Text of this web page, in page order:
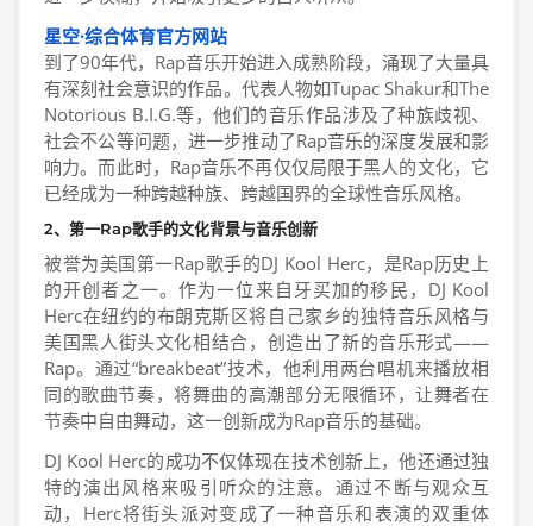
星空·综合体育官方网站
到了90年代，Rap音乐开始进入成熟阶段，涌现了大量具
有深刻社会意识的作品。代表人物如Tupac Shakur和The
Notorious B.I.G.等，他们的音乐作品涉及了种族歧视、
社会不公等问题，进一步推动了Rap音乐的深度发展和影
响力。而此时，Rap音乐不再仅仅局限于黑人的文化，它
已经成为一种跨越种族、跨越国界的全球性音乐风格。
2、第一Rap歌手的文化背景与音乐创新
被誉为美国第一Rap歌手的DJ Kool Herc，是Rap历史上
的开创者之一。作为一位来自牙买加的移民，DJ Kool
Herc在纽约的布朗克斯区将自己家乡的独特音乐风格与
美国黑人街头文化相结合，创造出了新的音乐形式——
Rap。通过“breakbeat”技术，他利用两台唱机来播放相
同的歌曲节奏，将舞曲的高潮部分无限循环，让舞者在
节奏中自由舞动，这一创新成为Rap音乐的基础。
DJ Kool Herc的成功不仅体现在技术创新上，他还通过独
特的演出风格来吸引听众的注意。通过不断与观众互
动，Herc将街头派对变成了一种音乐和表演的双重体